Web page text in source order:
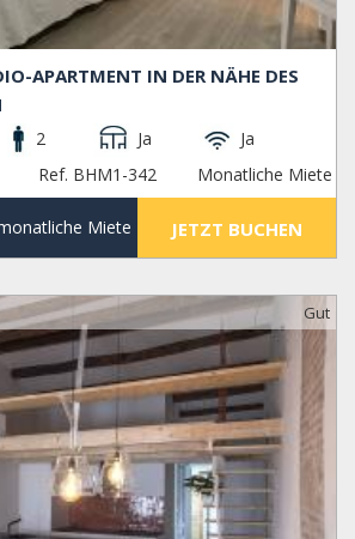
APARTMENT IN DER NÄHE DES
2 Ja
Ja
Ref. BHM1-342 Monatliche Miete
Miete JETZT BUCHEN
Gut